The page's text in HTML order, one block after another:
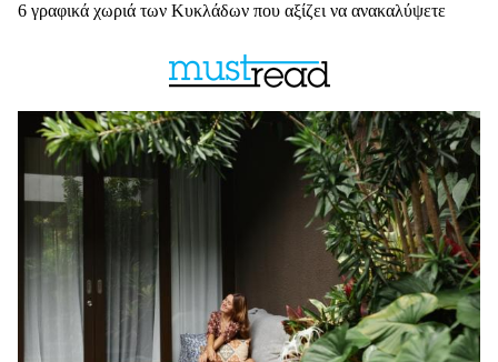
6 γραφικά χωριά των Κυκλάδων που αξίζει να ανακαλύψετε